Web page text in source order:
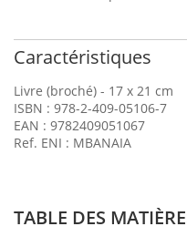
Caractéristiques
Livre (broché) - 17 x 21 cm
ISBN : 978-2-409-05106-7
EAN : 9782409051067
Ref. ENI : MBANAIA
TABLE DES